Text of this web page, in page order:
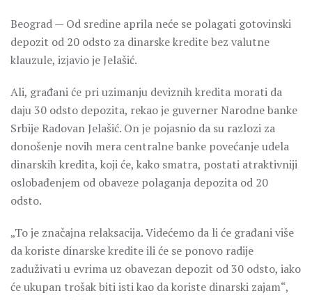
Beograd — Od sredine aprila neće se polagati gotovinski
depozit od 20 odsto za dinarske kredite bez valutne
klauzule, izjavio je Jelašić.
Ali, građani će pri uzimanju deviznih kredita morati da
daju 30 odsto depozita, rekao je guverner Narodne banke
Srbije Radovan Jelašić. On je pojasnio da su razlozi za
donošenje novih mera centralne banke povećanje udela
dinarskih kredita, koji će, kako smatra, postati atraktivniji
oslobađenjem od obaveze polaganja depozita od 20
odsto.
„To je značajna relaksacija. Videćemo da li će građani više
da koriste dinarske kredite ili će se ponovo radije
zaduživati u evrima uz obavezan depozit od 30 odsto, iako
će ukupan trošak biti isti kao da koriste dinarski zajam“,